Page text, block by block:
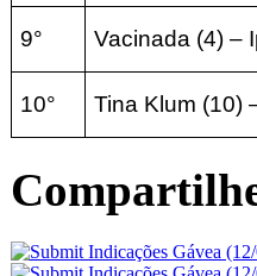
9° Vacinada (4) –
10° Tina Klum (10)